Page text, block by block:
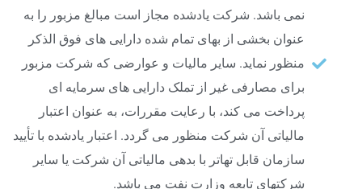
نمی باشد. شرکت یادشده مجاز است مبالغ مزبور را به
عنوان بخشی از بهای تمام شده دارایی های فوق الذکر
منظور نماید. سایر مالیات و عوارضی که شرکت مزبور
برای مصارفی غیر از تملک دارایی های سرمایه ای
پرداخت می کند، با رعایت مقررات، به عنوان اعتبار
مالیاتی آن شرکت منظور می گردد. اعتبار یادشده با تأیید
سازمان قابل تهاتر با بدهی مالیاتی آن شرکت یا سایر
شرکتهای تابعه وزارت نفت می باشد.